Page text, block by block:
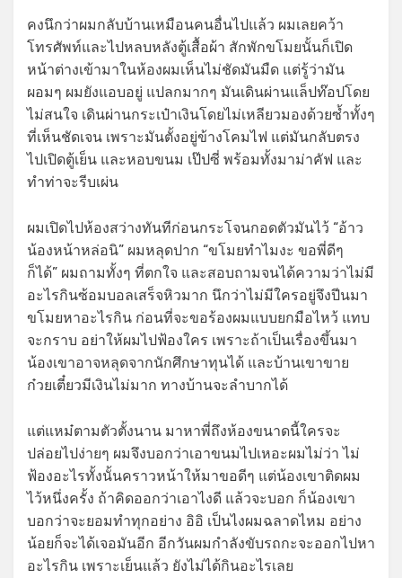
คงนึกว่าผมกลับบ้านเหมือนคนอื่นไปแล้ว ผมเลยคว้า
โทรศัพท์และไปหลบหลังตู้เสื้อผ้า สักพักขโมยนั้นก็เปิด
หน้าต่างเข้ามาในห้องผมเห็นไม่ชัดมันมืด แต่รู้ว่ามัน
ผอมๆ ผมยังแอบอยู่ แปลกมากๆ มันเดินผ่านแล็ปท๊อปโดย
ไม่สนใจ เดินผ่านกระเป๋าเงินโดยไม่เหลียวมองด้วยซ้ำทั้งๆ
ที่เห็นชัดเจน เพราะมันตั้งอยู่ข้างโคมไฟ แต่มันกลับตรง
ไปเปิดตู้เย็น และหอบขนม เป๊ปซี่ พร้อมทั้งมาม่าคัฟ และ
ทำท่าจะรีบเผ่น
ผมเปิดไปห้องสว่างทันทีก่อนกระโจนกอดตัวมันไว้ “อ้าว
น้องหน้าหล่อนิ” ผมหลุดปาก “ขโมยทำไมงะ ขอพี่ดีๆ
ก็ได้” ผมถามทั้งๆ ที่ตกใจ และสอบถามจนได้ความว่าไม่มี
อะไรกินซ้อมบอลเสร็จหิวมาก นึกว่าไม่มีใครอยู่จึงปีนมา
ขโมยหาอะไรกิน ก่อนที่จะขอร้องผมแบบยกมือไหว้ แทบ
จะกราบ อย่าให้ผมไปฟ้องใคร เพราะถ้าเป็นเรื่องขึ้นมา
น้องเขาอาจหลุดจากนักศึกษาทุนได้ และบ้านเขาขาย
ก๋วยเตี๋ยวมีเงินไม่มาก ทางบ้านจะลำบากได้
แต่แหม๋ตามตัวตั้งนาน มาหาพี่ถึงห้องขนาดนี้ใครจะ
ปล่อยไปง่ายๆ ผมจึงบอกว่าเอาขนมไปเหอะผมไม่ว่า ไม่
ฟ้องอะไรทั้งนั้นคราวหน้าให้มาขอดีๆ แต่น้องเขาติดผม
ไว้หนึ่งครั้ง ถ้าคิดออกว่าเอาไงดี แล้วจะบอก ก็น้องเขา
บอกว่าจะยอมทำทุกอย่าง อิอิ เป็นไงผมฉลาดไหม อย่าง
น้อยก็จะได้เจอมันอีก อีกวันผมกำลังขับรถกะจะออกไปหา
อะไรกิน เพราะเย็นแล้ว ยังไม่ได้กินอะไรเลย